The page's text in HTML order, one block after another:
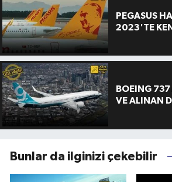
PEGASUS
2023'TE
BOEING
VE ALINAN
Bunlar da ilginizi çekebilir